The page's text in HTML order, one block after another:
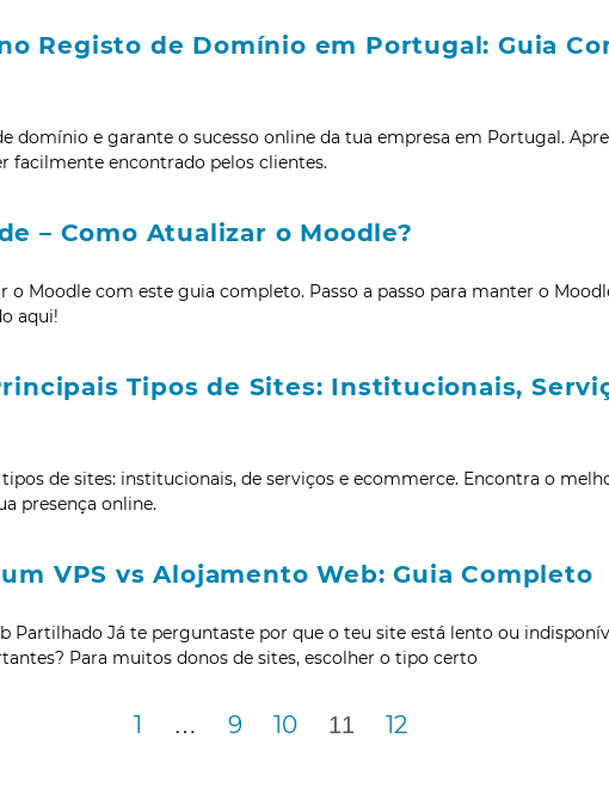
Registo de Domínio em Portugal: Guia
domínio e garante o sucesso online da tua empresa em Portugal.
facilmente encontrado pelos clientes.
– Como Atualizar o Moodle?
o Moodle com este guia completo. Passo a passo para manter o
aqui!
Tipos de Sites: Institucionais,
de sites: institucionais, de serviços e ecommerce. Encontra o
presença online.
VPS vs Alojamento Web: Guia Completo
Partilhado Já te perguntaste por que o teu site está lento ou
Para muitos donos de sites, escolher o tipo certo
1 … 9 10 11 12